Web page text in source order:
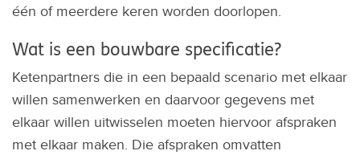
één of meerdere keren worden doorlopen.
Wat is een bouwbare specificatie?
Ketenpartners die in een bepaald scenario met elkaar
willen samenwerken en daarvoor gegevens met
elkaar willen uitwisselen moeten hiervoor afspraken
met elkaar maken. Die afspraken omvatten